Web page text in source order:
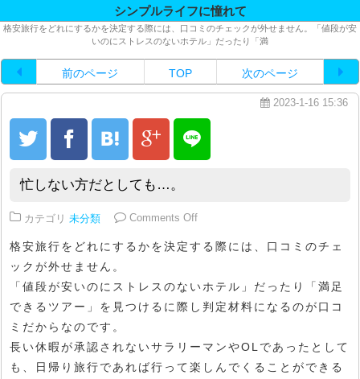
シンプルライフに憧れて
格安旅行をどれにするかを決定する際には、口コミのチェックが外せません。「値段が安
いのにストレスのないホテル」だったり「満
前のページ TOP 次のページ
2023-1-16 15:36
忙しない方だとしても…。
カテゴリ 未分類 Comments Offon 忙しない方だとしても…。
格安旅行をどれにするかを決定する際には、口コミのチェ
ックが外せません。
「値段が安いのにストレスのないホテル」だったり「満足
できるツアー」を見つけるに際し判定材料になるのが口コ
ミだからなのです。
長い休暇が承認されないサラリーマンやOLであったとして
も、日帰り旅行であれば行って楽しんでくることができる